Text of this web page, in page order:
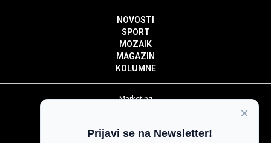
NOVOSTI
SPORT
MOZAIK
MAGAZIN
KOLUMNE
Marketing
Impressum
×
Prijavi se na Newsletter!